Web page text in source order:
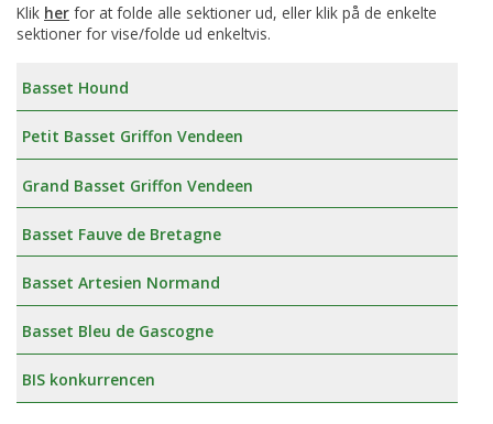
Klik her for at folde alle sektioner ud, eller klik på de enkelte
sektioner for vise/folde ud enkeltvis.
Basset Hound
Petit Basset Griffon Vendeen
Grand Basset Griffon Vendeen
Basset Fauve de Bretagne
Basset Artesien Normand
Basset Bleu de Gascogne
BIS konkurrencen